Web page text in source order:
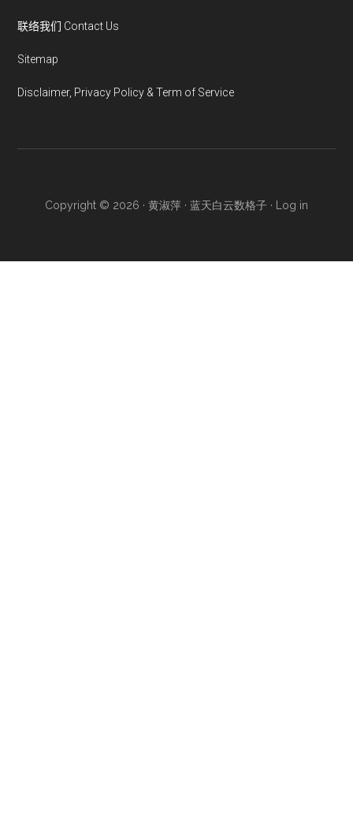
联络我们 Contact Us
Sitemap
Disclaimer, Privacy Policy & Term of Service
Copyright © 2026 · 黄淑萍 · 蓝天白云数格子 · Log in